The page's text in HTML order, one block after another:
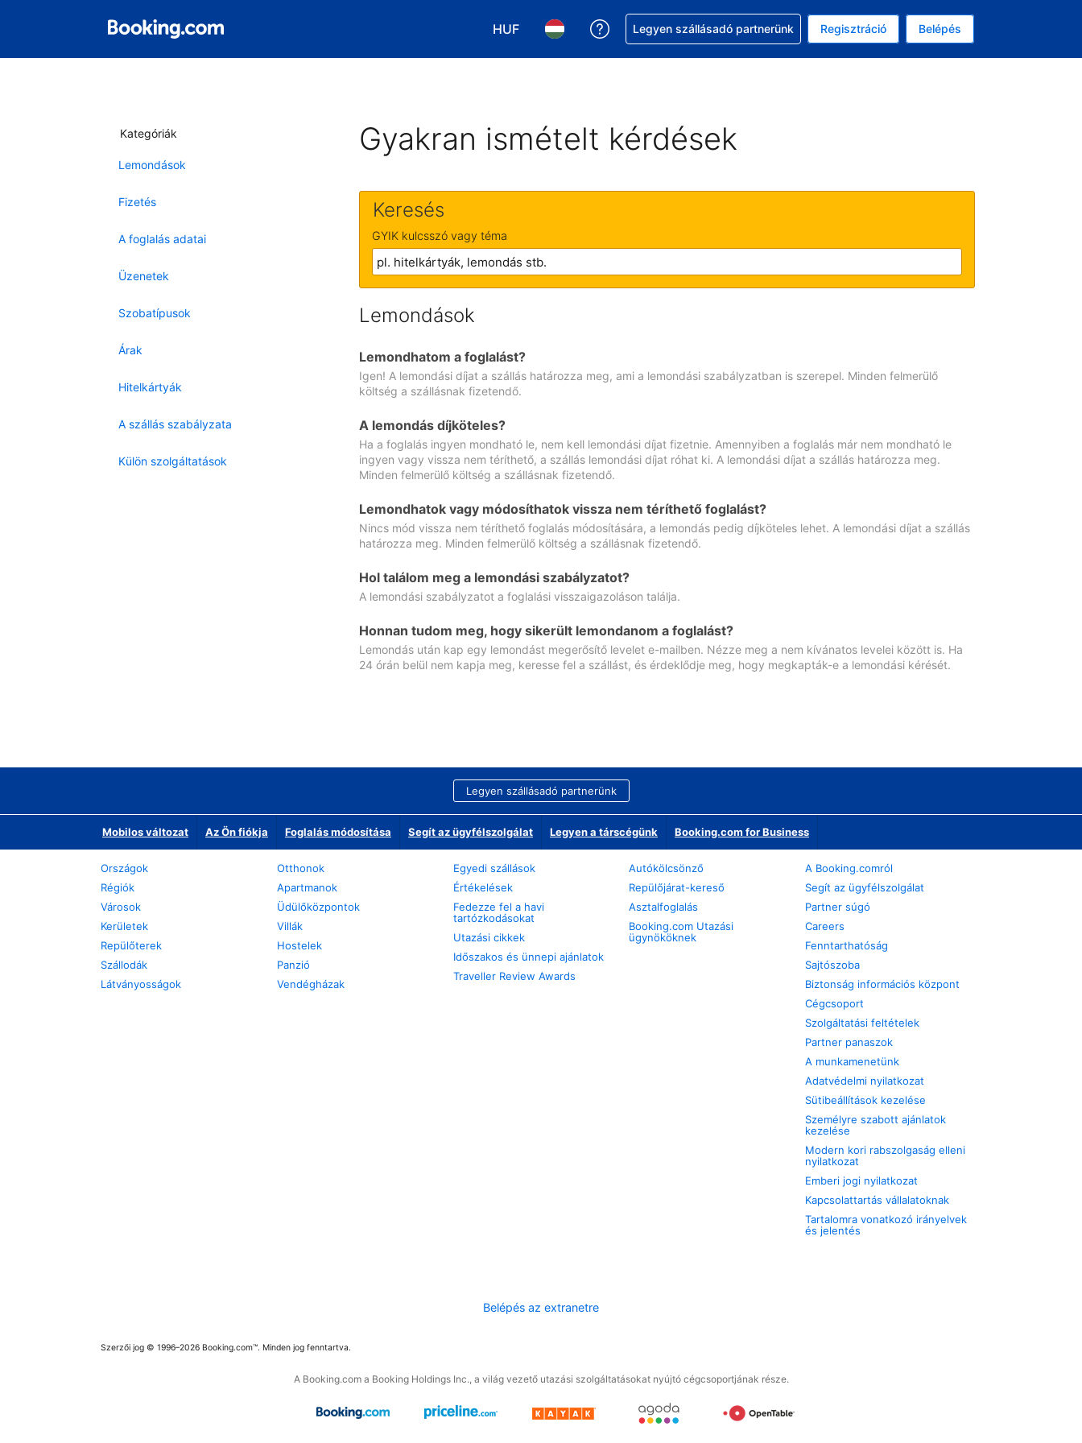
HUF
Válasszon pénznemet. Jelenlegi kiválasztott pénznem: magyar forint
Válasszon nyelvet. Jelenleg kiválasztott nyelv: Magyar
Segítség a foglalással
Legyen szállásadó partnerünk Regisztráció Belépés
Kategóriák
Lemondások
Fizetés
A foglalás adatai
Üzenetek
Szobatípusok
Árak
Hitelkártyák
A szállás szabályzata
Külön szolgáltatások
Gyakran ismételt kérdések
Keresés
GYIK kulcsszó vagy téma
Lemondások
Lemondhatom a foglalást?
Igen! A lemondási díjat a szállás határozza meg, ami a lemondási szabályzatban is szerepel. Minden felmerülő
költség a szállásnak fizetendő.
A lemondás díjköteles?
Ha a foglalás ingyen mondható le, nem kell lemondási díjat fizetnie. Amennyiben a foglalás már nem mondható le
ingyen vagy vissza nem téríthető, a szállás lemondási díjat róhat ki. A lemondási díjat a szállás határozza meg.
Minden felmerülő költség a szállásnak fizetendő.
Lemondhatok vagy módosíthatok vissza nem téríthető foglalást?
Nincs mód vissza nem téríthető foglalás módosítására, a lemondás pedig díjköteles lehet. A lemondási díjat a szállás
határozza meg. Minden felmerülő költség a szállásnak fizetendő.
Hol találom meg a lemondási szabályzatot?
A lemondási szabályzatot a foglalási visszaigazoláson találja.
Honnan tudom meg, hogy sikerült lemondanom a foglalást?
Lemondás után kap egy lemondást megerősítő levelet e-mailben. Nézze meg a nem kívánatos levelei között is. Ha
24 órán belül nem kapja meg, keresse fel a szállást, és érdeklődje meg, hogy megkapták-e a lemondási kérését.
Legyen szállásadó partnerünk
Mobilos változat Az Ön fiókja Foglalás módosítása Segít az ügyfélszolgálat Legyen a társcégünk Booking.com for Business
Országok
Régiók
Városok
Kerületek
Repülőterek
Szállodák
Látványosságok
Otthonok
Apartmanok
Üdülőközpontok
Villák
Hostelek
Panzió
Vendégházak
Egyedi szállások
Értékelések
Fedezze fel a havi
tartózkodásokat
Utazási cikkek
Időszakos és ünnepi ajánlatok
Traveller Review Awards
Autókölcsönző
Repülőjárat-kereső
Asztalfoglalás
Booking.com Utazási
ügynököknek
A Booking.comról
Segít az ügyfélszolgálat
Partner súgó
Careers
Fenntarthatóság
Sajtószoba
Biztonság információs központ
Cégcsoport
Szolgáltatási feltételek
Partner panaszok
A munkamenetünk
Adatvédelmi nyilatkozat
Sütibeállítások kezelése
Személyre szabott ajánlatok
kezelése
Modern kori rabszolgaság elleni
nyilatkozat
Emberi jogi nyilatkozat
Kapcsolattartás vállalatoknak
Tartalomra vonatkozó irányelvek
és jelentés
Belépés az extranetre
Szerzői jog © 1996–2026 Booking.com™. Minden jog fenntartva.
A Booking.com a Booking Holdings Inc., a világ vezető utazási szolgáltatásokat nyújtó cégcsoportjának része.